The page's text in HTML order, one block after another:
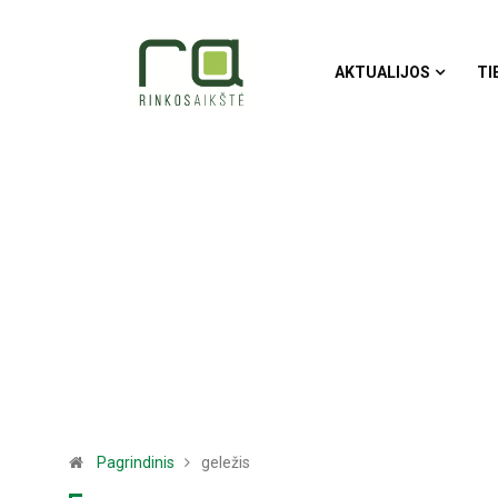
AKTUALIJOS
Pagrindinis geležis